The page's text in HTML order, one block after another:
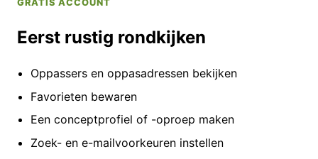
GRATIS ACCOUNT
Eerst rustig rondkijken
Oppassers en oppasadressen bekijken
Favorieten bewaren
Een conceptprofiel of -oproep maken
Zoek- en e-mailvoorkeuren instellen